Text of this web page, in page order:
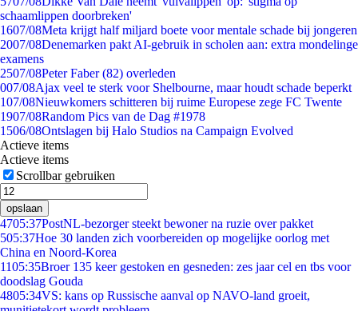
schaamlippen doorbreken'
1607/08Meta krijgt half miljard boete voor mentale schade bij jongeren
2007/08Denemarken pakt AI-gebruik in scholen aan: extra mondelinge
examens
2507/08Peter Faber (82) overleden
007/08Ajax veel te sterk voor Shelbourne, maar houdt schade beperkt
107/08Nieuwkomers schitteren bij ruime Europese zege FC Twente
1907/08Random Pics van de Dag #1978
1506/08Ontslagen bij Halo Studios na Campaign Evolved
Actieve items
Actieve items
Scrollbar gebruiken
opslaan
4705:37PostNL-bezorger steekt bewoner na ruzie over pakket
505:37Hoe 30 landen zich voorbereiden op mogelijke oorlog met
China en Noord-Korea
1105:35Broer 135 keer gestoken en gesneden: zes jaar cel en tbs voor
doodslag Gouda
4805:34VS: kans op Russische aanval op NAVO-land groeit,